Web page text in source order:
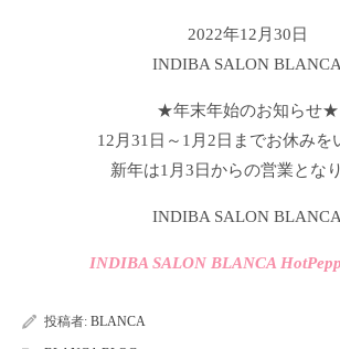
2022年12月30日
INDIBA SALON BLANCA
★年末年始のお知らせ★
12月31日～1月2日までお休みを
新年は1月3日からの営業とな
INDIBA SALON BLANCA
INDIBA SALON BLANCA
投稿者: BLANCA